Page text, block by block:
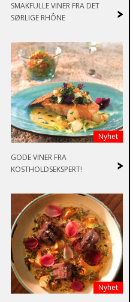
>
SMAKFULLE VINER FRA DET
SØRLIGE RHÔNE
Nyhet
>
GODE VINER FRA
KOSTHOLDSEKSPERT!
Nyhet